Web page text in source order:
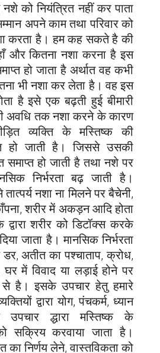
को नियंत्रित नहीं कर पाता
अपने काम तथा परिवार को
करता है। हम कह सकते है की
और कितना नशा करना है इस
हो जाता है अर्थात वह कभी
भी नशा कर लेता है। वह इस
है इसे एक बढ़ती हुई बीमारी
अवधि तक नशा करने के कारण
व्यक्ति के मस्तिष्क की
हो जाती है। जिससे उसकी
समाप्त हो जाती है तथा नशे पर
निर्भरता बढ़ जाती है।
तात्पर्य नशा ना मिलने पर बैचेनी,
शरीर में अकड़न आदि होता
शरीर को डिटॉक्स करके
जाता है। मानसिक निर्भरता
डर, अतीत का पश्चाताप, क्रोध,
में विवाद या लड़ाई होने पर
है। इसके उपचार हेतु हमारे
द्वारा योग, पंचकर्म, ध्यान
उपचार द्धारा मस्तिष्क के
सक्रिय करवाया जाता है।
निर्णय लेने, वास्तविकता को